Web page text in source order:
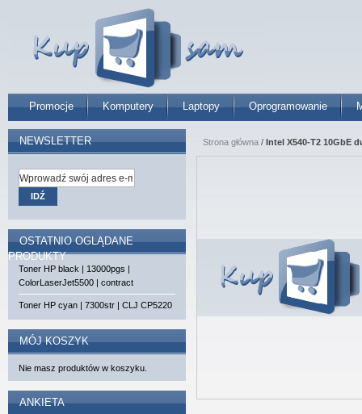
Promocje Komputery Laptopy Oprogramowanie
Strona główna / Intel X540-T2 10GbE
NEWSLETTER
IDŹ
OSTATNIO OGLĄDANE
PRODUKTY
Toner HP black | 13000pgs |
ColorLaserJet5500 | contract
Toner HP cyan | 7300str | CLJ CP5220
MÓJ KOSZYK
Nie masz produktów w koszyku.
ANKIETA